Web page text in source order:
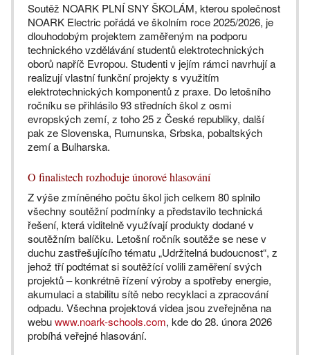
Soutěž NOARK PLNÍ SNY ŠKOLÁM, kterou společnost
NOARK Electric pořádá ve školním roce 2025/2026, je
dlouhodobým projektem zaměřeným na podporu
technického vzdělávání studentů elektrotechnických
oborů napříč Evropou. Studenti v jejím rámci navrhují a
realizují vlastní funkční projekty s využitím
elektrotechnických komponentů z praxe. Do letošního
ročníku se přihlásilo 93 středních škol z osmi
evropských zemí, z toho 25 z České republiky, další
pak ze Slovenska, Rumunska, Srbska, pobaltských
zemí a Bulharska.
O finalistech rozhoduje únorové hlasování
Z výše zmíněného počtu škol jich celkem 80 splnilo
všechny soutěžní podmínky a představilo technická
řešení, která viditelně využívají produkty dodané v
soutěžním balíčku. Letošní ročník soutěže se nese v
duchu zastřešujícího tématu „Udržitelná budoucnost“, z
jehož tří podtémat si soutěžící volili zaměření svých
projektů – konkrétně řízení výroby a spotřeby energie,
akumulaci a stabilitu sítě nebo recyklaci a zpracování
odpadu. Všechna projektová videa jsou zveřejněna na
webuwww.noark-schools.com, kde do 28. února 2026
probíhá veřejné hlasování.